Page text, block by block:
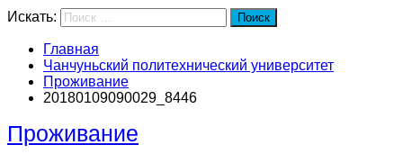
Искать: Поиск
Главная
Чанчуньский политехнический университет
Проживание
20180109090029_8446
Проживание